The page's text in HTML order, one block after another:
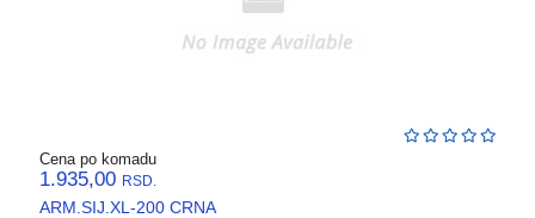
Cena po komadu
1.935,00 RSD.
ARM.SIJ.XL-200 CRNA